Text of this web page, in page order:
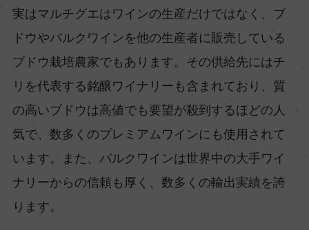
実はマルチグエはワインの生産だけではなく、ブ
ドウやバルクワインを他の生産者に販売している
ブドウ栽培農家でもあります。その供給先にはチ
リを代表する銘醸ワイナリーも含まれており、質
の高いブドウは高値でも要望が殺到するほどの人
気で、数多くのプレミアムワインにも使用されて
います。また、バルクワインは世界中の大手ワイ
ナリーからの信頼も厚く、数多くの輸出実績を誇
ります。